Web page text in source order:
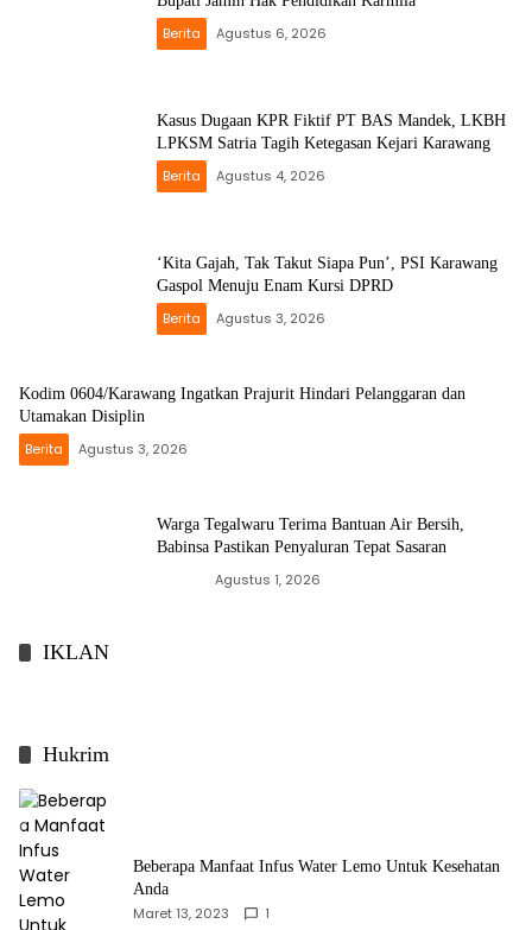
Berita Agustus 6, 2026
Kasus Dugaan KPR Fiktif PT BAS Mandek, LKBH
LPKSM Satria Tagih Ketegasan Kejari Karawang
Berita Agustus 4, 2026
‘Kita Gajah, Tak Takut Siapa Pun’, PSI Karawang
Gaspol Menuju Enam Kursi DPRD
Berita Agustus 3, 2026
Kodim 0604/Karawang Ingatkan Prajurit Hindari Pelanggaran dan
Utamakan Disiplin
Berita Agustus 3, 2026
Warga Tegalwaru Terima Bantuan Air Bersih,
Babinsa Pastikan Penyaluran Tepat Sasaran
Agustus 1, 2026
IKLAN
Hukrim
Beberapa Manfaat Infus Water Lemo Untuk Kesehatan
Anda
Maret 13, 2023 1